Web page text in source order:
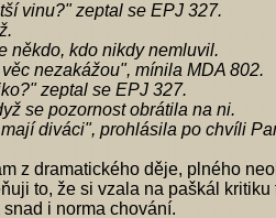
vinu?" zeptal se EPJ 327.
někdo, kdo nikdy nemluvil.
nezakážou", mínila MDA 802.
zeptal se EPJ 327.
se pozornost obrátila na ni.
diváci", prohlásila po chvíli
z dramatického děje, plného
to, že si vzala na paškál
i norma chování.